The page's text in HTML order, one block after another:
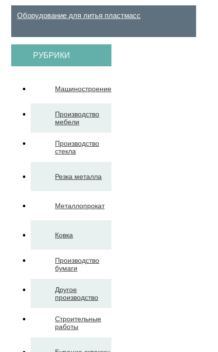
Оборудование для литья пластмасс
РУБРИКИ
Машиностроение
Производство
мебели
Производство
стекла
Резка металла
Металлопрокат
Ковка
Производство
бумаги
Другое
производство
Строительные
работы